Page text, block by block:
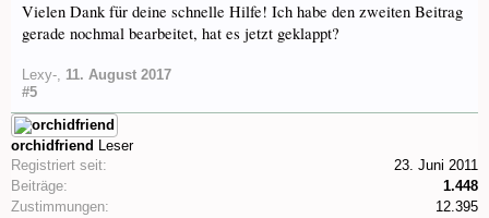
Vielen Dank für deine schnelle Hilfe! Ich habe den zweiten Beitrag
gerade nochmal bearbeitet, hat es jetzt geklappt?
Lexy-, 11. August 2017
#5
orchidfriend Leser
Registriert seit:
23. Juni 2011
Beiträge:
1.448
Zustimmungen:
12.395